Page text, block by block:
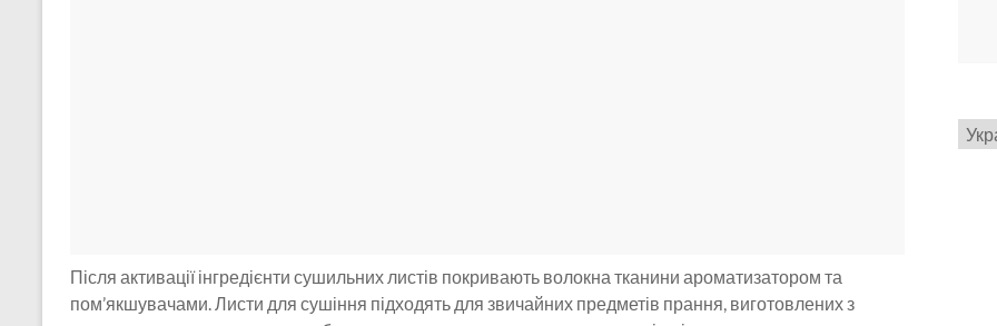
Після активації інгредієнти сушильних листів покривають волокна тканини ароматизатором та
пом’якшувачами. Листи для сушіння підходять для звичайних предметів прання, виготовлених з
мову